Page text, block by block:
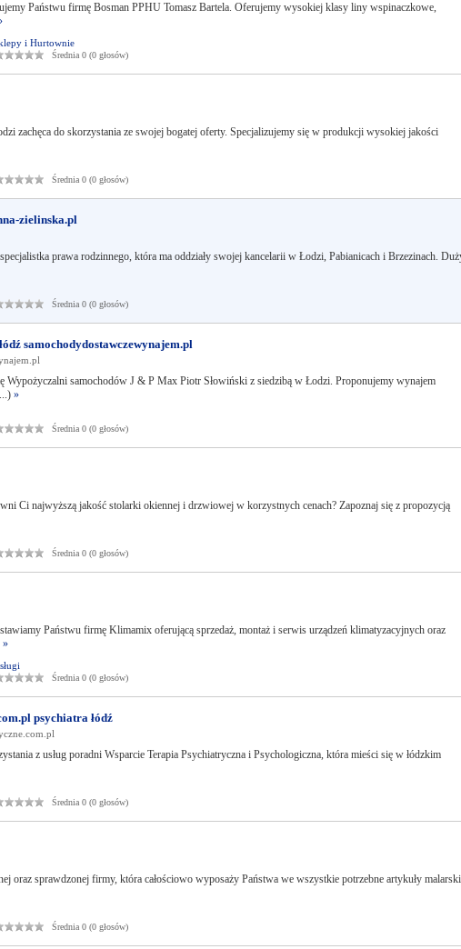
Państwu firmę Bosman PPHU Tomasz Bartela. Oferujemy wysokiej klasy liny wspinaczkowe,
i Hurtownie
Średnia 0 (0 głosów)
zachęca do skorzystania ze swojej bogatej oferty. Specjalizujemy się w produkcji wysokiej jakości
Średnia 0 (0 głosów)
zielinska.pl
prawa rodzinnego, która ma oddziały swojej kancelarii w Łodzi, Pabianicach i Brzezinach.
Średnia 0 (0 głosów)
samochodydostawczewynajem.pl
Wypożyczalni samochodów J & P Max Piotr Słowiński z siedzibą w Łodzi. Proponujemy wynajem
»
Średnia 0 (0 głosów)
Ci najwyższą jakość stolarki okiennej i drzwiowej w korzystnych cenach? Zapoznaj się z propozycją
Średnia 0 (0 głosów)
Państwu firmę Klimamix oferującą sprzedaż, montaż i serwis urządzeń klimatyzacyjnych oraz
»
Średnia 0 (0 głosów)
psychiatra łódź
z usług poradni Wsparcie Terapia Psychiatryczna i Psychologiczna, która mieści się w łódzkim
Średnia 0 (0 głosów)
oraz sprawdzonej firmy, która całościowo wyposaży Państwa we wszystkie potrzebne artykuły
Średnia 0 (0 głosów)